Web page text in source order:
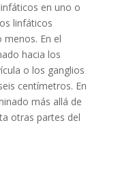
en uno o
linfáticos
En el
hacia los
o los ganglios
centímetros. En
más allá de
otras partes del